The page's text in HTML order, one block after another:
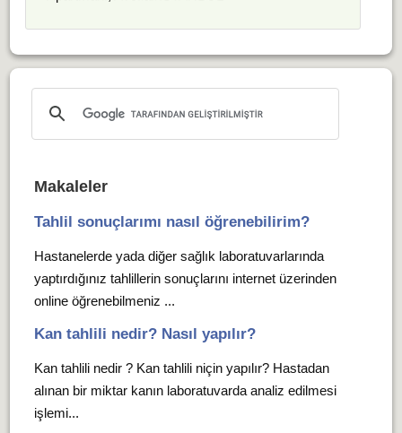
Makaleler
Tahlil sonuçlarımı nasıl öğrenebilirim?
Hastanelerde yada diğer sağlık laboratuvarlarında
yaptırdığınız tahlillerin sonuçlarını internet üzerinden
online öğrenebilmeniz ...
Kan tahlili nedir? Nasıl yapılır?
Kan tahlili nedir ? Kan tahlili niçin yapılır? Hastadan
alınan bir miktar kanın laboratuvarda analiz edilmesi
işlemi...